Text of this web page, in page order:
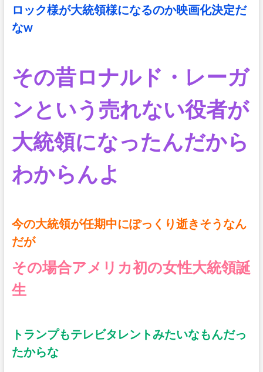
ロック様が大統領様になるのか映画化決定だ
なw
その昔ロナルド・レーガ
ンという売れない役者が
大統領になったんだから
わからんよ
今の大統領が任期中にぽっくり逝きそうなん
だが
その場合アメリカ初の女性大統領誕
生
トランプもテレビタレントみたいなもんだっ
たからな